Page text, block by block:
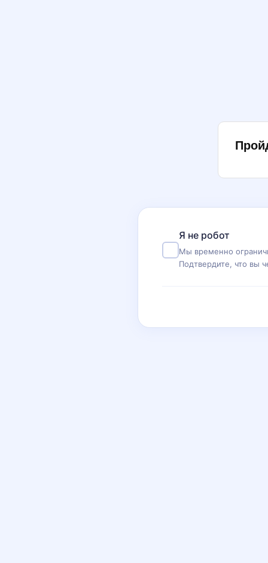
Я не робот
Мы временно
Подтвердите, что вы